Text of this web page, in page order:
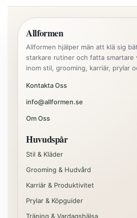
Allformen
Allformen hjälper män att klä sig
starkare rutiner och fatta smartare
inom stil, grooming, karriär, prylar
Kontakta Oss
info@allformen.se
Om Oss
Huvudspår
Stil & Kläder
Grooming & Hudvård
Karriär & Produktivitet
Prylar & Köpguider
Träning & Vardagshälsa